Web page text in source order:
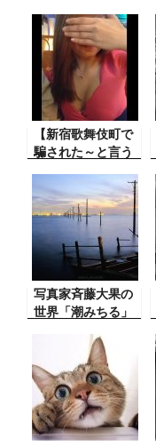
ん気を付けて！】
こんなことがある
んですよ。これも
本当に怖いです。
調子に乗って被害
に遭わないよう
に。
【新宿歌舞伎町で
騙された～と言う
け】歌舞伎町で誘
われて、その後と
んでもない事
に・・未成年者閲
覧禁止
写真家斉藤大果の
世界「潮みちる」